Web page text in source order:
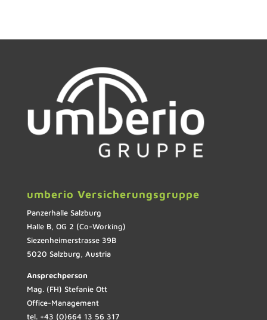
umberio Versicherungsgruppe
Panzerhalle Salzburg
Halle B, OG 2 (Co-Working)
Siezenheimerstrasse 39B
5020 Salzburg, Austria
Ansprechperson
Mag. (FH) Stefanie Ott
Office-Management
tel. +43 (0)664 13 56 317